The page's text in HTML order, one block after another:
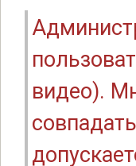
видео).